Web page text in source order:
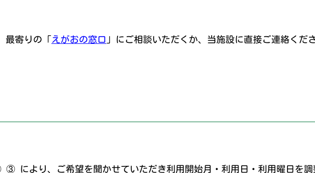
最寄りの「えがおの窓口 」にご相談いただくか、当施設に直接ご連絡くださ
より、ご希望を聞かせていただき利用開始月・利用日・利用曜日を調